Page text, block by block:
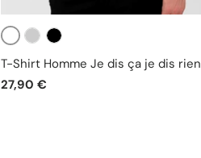
Blanc
T-Shirt Homme Je dis ça je dis rien
27,90 €